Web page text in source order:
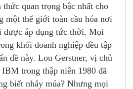
quan trọng bậc nhất cho
một thế giới toàn cầu hóa nơi
được áp dụng tức thời. Mọi
khối doanh nghiệp đều tập
đề này. Lou Gerstner, vị chủ
trong thập niên 1980 đã
biết nhảy múa? Nhưng mọi